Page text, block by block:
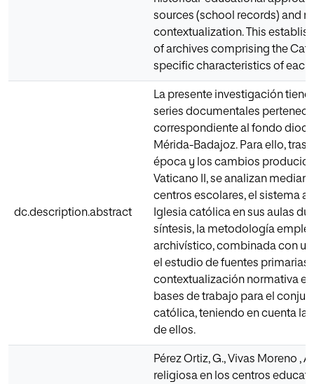
sources (school records) and
contextualization. This
of archives comprising the
specific characteristics of each
dc.description.abstract
La presente investigación
series documentales
correspondiente al fondo
Mérida-Badajoz. Para ello,
época y los cambios
Vaticano II, se analizan
centros escolares, el sistema
Iglesia católica en sus aulas
síntesis, la metodología
archivístico, combinada con
el estudio de fuentes primarias
contextualización normativa e
bases de trabajo para el
católica, teniendo en cuenta
de ellos.
Pérez Ortiz, G., Vivas Moreno ,
religiosa en los centros